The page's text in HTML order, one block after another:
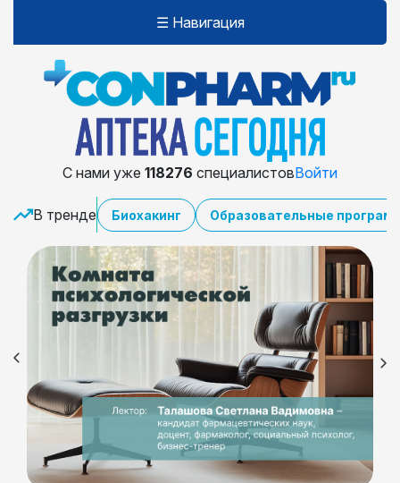
☰ Навигация
С нами уже 118276 специалистовВойти
В тренде Биохакинг Образовательные